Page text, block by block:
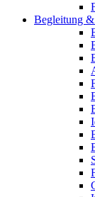
Begleitung